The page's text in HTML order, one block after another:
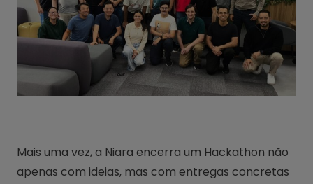
Mais uma vez, a Niara encerra um Hackathon não
apenas com ideias, mas com entregas concretas